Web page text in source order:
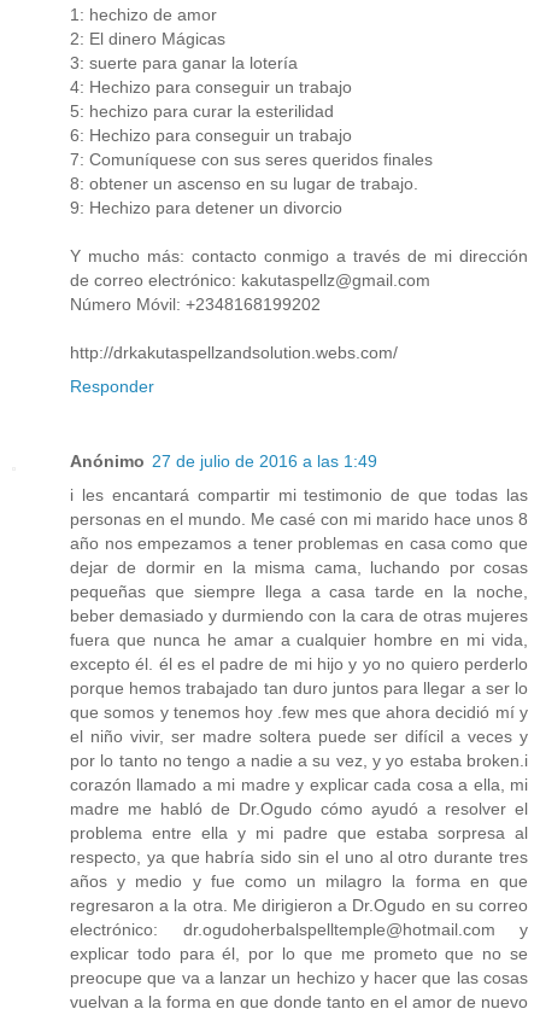
1: hechizo de amor
2: El dinero Mágicas
3: suerte para ganar la lotería
4: Hechizo para conseguir un trabajo
5: hechizo para curar la esterilidad
6: Hechizo para conseguir un trabajo
7: Comuníquese con sus seres queridos finales
8: obtener un ascenso en su lugar de trabajo.
9: Hechizo para detener un divorcio
Y mucho más: contacto conmigo a través de mi dirección
de correo electrónico: kakutaspellz@gmail.com
Número Móvil: +2348168199202
http://drkakutaspellzandsolution.webs.com/
Responder
Anónimo 27 de julio de 2016 a las 1:49
i les encantará compartir mi testimonio de que todas las
personas en el mundo. Me casé con mi marido hace unos 8
año nos empezamos a tener problemas en casa como que
dejar de dormir en la misma cama, luchando por cosas
pequeñas que siempre llega a casa tarde en la noche,
beber demasiado y durmiendo con la cara de otras mujeres
fuera que nunca he amar a cualquier hombre en mi vida,
excepto él. él es el padre de mi hijo y yo no quiero perderlo
porque hemos trabajado tan duro juntos para llegar a ser lo
que somos y tenemos hoy .few mes que ahora decidió mí y
el niño vivir, ser madre soltera puede ser difícil a veces y
por lo tanto no tengo a nadie a su vez, y yo estaba broken.i
corazón llamado a mi madre y explicar cada cosa a ella, mi
madre me habló de Dr.Ogudo cómo ayudó a resolver el
problema entre ella y mi padre que estaba sorpresa al
respecto, ya que habría sido sin el uno al otro durante tres
años y medio y fue como un milagro la forma en que
regresaron a la otra. Me dirigieron a Dr.Ogudo en su correo
electrónico: dr.ogudoherbalspelltemple@hotmail.com y
explicar todo para él, por lo que me prometo que no se
preocupe que va a lanzar un hechizo y hacer que las cosas
vuelvan a la forma en que donde tanto en el amor de nuevo